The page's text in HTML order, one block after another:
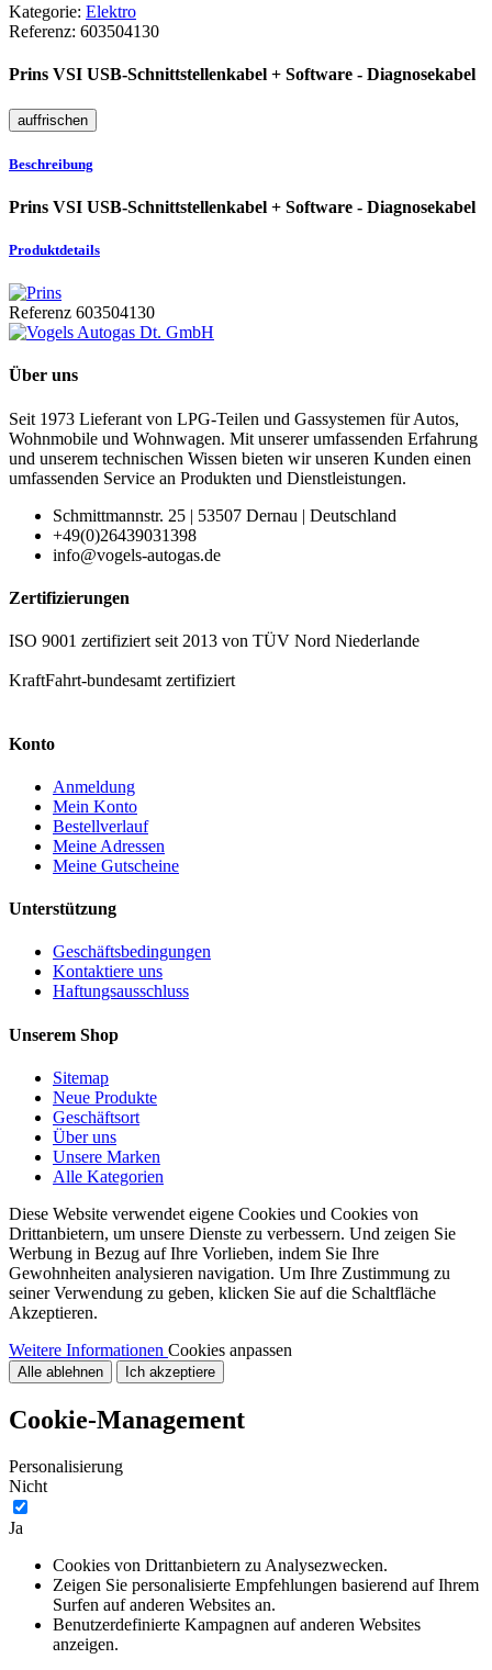
Kategorie: Elektro
Referenz: 603504130
Prins VSI USB-Schnittstellenkabel + Software - Diagnosekabel
Beschreibung
Prins VSI USB-Schnittstellenkabel + Software - Diagnosekabel
Produktdetails
Referenz 603504130
Über uns
Seit 1973 Lieferant von LPG-Teilen und Gassystemen für Autos,
Wohnmobile und Wohnwagen. Mit unserer umfassenden Erfahrung
und unserem technischen Wissen bieten wir unseren Kunden einen
umfassenden Service an Produkten und Dienstleistungen.
Schmittmannstr. 25 | 53507 Dernau | Deutschland
+49(0)26439031398
info@vogels-autogas.de
Zertifizierungen
ISO 9001 zertifiziert seit 2013 von TÜV Nord Niederlande
KraftFahrt-bundesamt zertifiziert
Konto
Anmeldung
Mein Konto
Bestellverlauf
Meine Adressen
Meine Gutscheine
Unterstützung
Geschäftsbedingungen
Kontaktiere uns
Haftungsausschluss
Unserem Shop
Sitemap
Neue Produkte
Geschäftsort
Über uns
Unsere Marken
Alle Kategorien
Diese Website verwendet eigene Cookies und Cookies von
Drittanbietern, um unsere Dienste zu verbessern. Und zeigen Sie
Werbung in Bezug auf Ihre Vorlieben, indem Sie Ihre
Gewohnheiten analysieren navigation. Um Ihre Zustimmung zu
seiner Verwendung zu geben, klicken Sie auf die Schaltfläche
Akzeptieren.
Weitere Informationen Cookies anpassen
Alle ablehnen Ich akzeptiere
Cookie-Management
Personalisierung
Nicht
Ja
Cookies von Drittanbietern zu Analysezwecken.
Zeigen Sie personalisierte Empfehlungen basierend auf Ihrem
Surfen auf anderen Websites an.
Benutzerdefinierte Kampagnen auf anderen Websites
anzeigen.